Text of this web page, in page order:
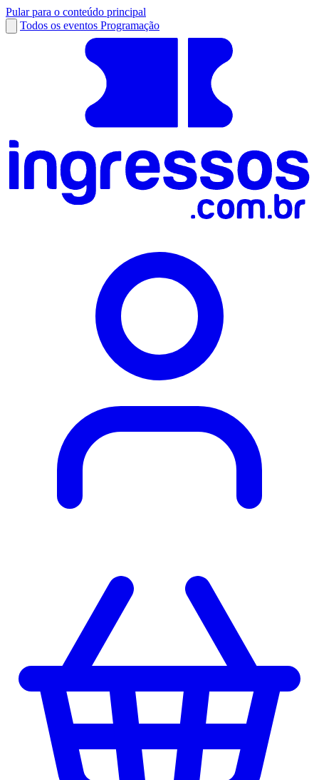
Pular para o conteúdo principal
Todos os eventos Programação